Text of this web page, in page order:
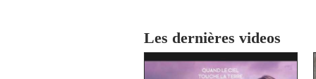
Les dernières videos